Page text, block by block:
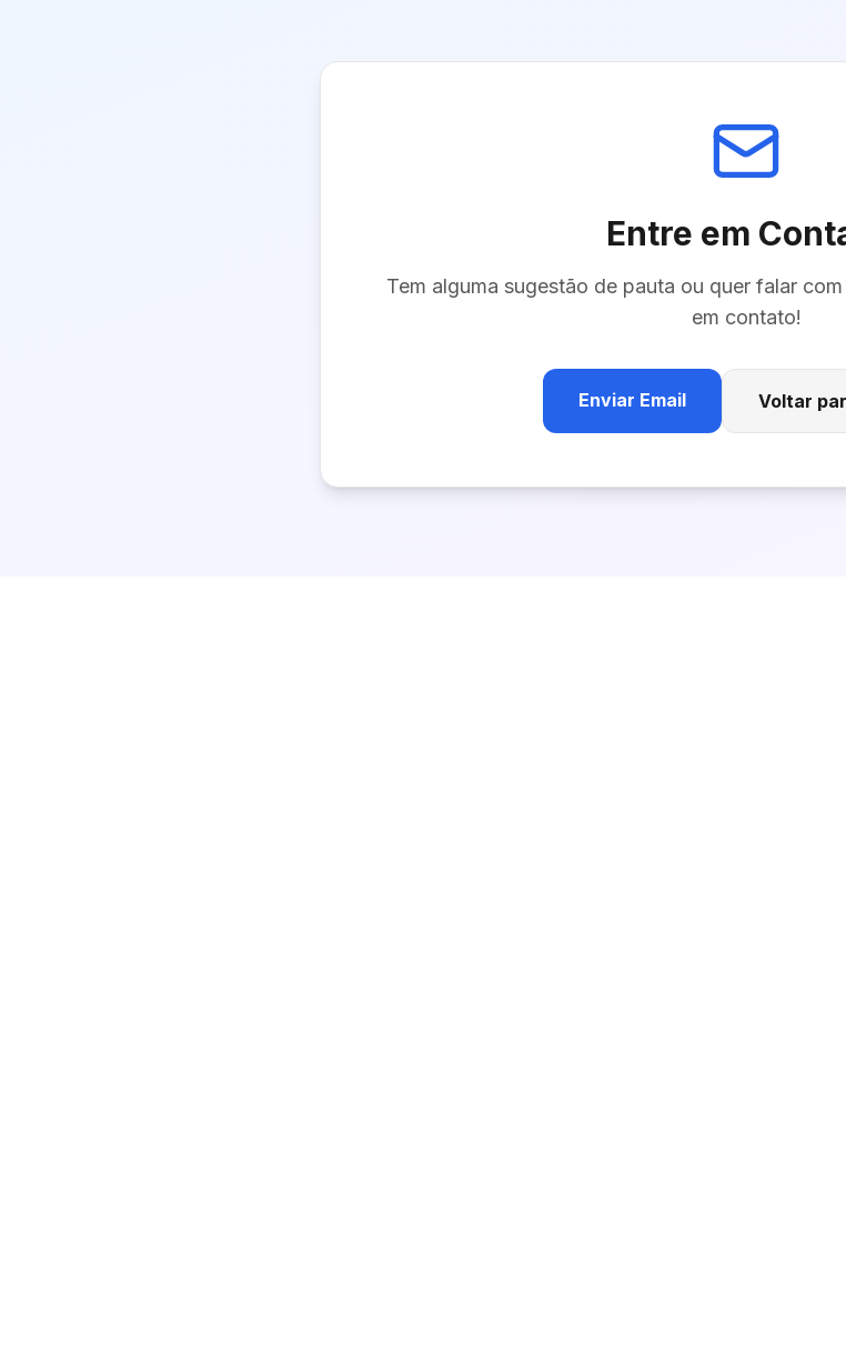
Entre em
Tem alguma sugestão de pauta ou quer falar com
em contato!
Enviar Email Voltar